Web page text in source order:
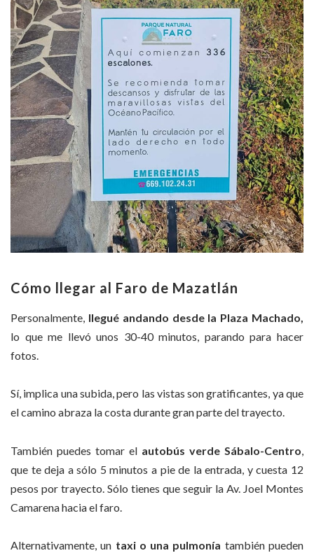
Cómo llegar al Faro de Mazatlán
Personalmente, llegué andando desde la Plaza Machado,
lo que me llevó unos 30-40 minutos, parando para hacer
fotos.
Sí, implica una subida, pero las vistas son gratificantes, ya que
el camino abraza la costa durante gran parte del trayecto.
También puedes tomar el autobús verde Sábalo-Centro,
que te deja a sólo 5 minutos a pie de la entrada, y cuesta 12
pesos por trayecto. Sólo tienes que seguir la Av. Joel Montes
Camarena hacia el faro.
Alternativamente, un taxi o una pulmonía también pueden